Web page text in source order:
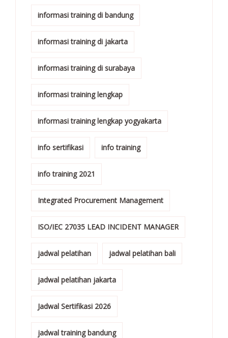
informasi training di bandung
informasi training di jakarta
informasi training di surabaya
informasi training lengkap
informasi training lengkap yogyakarta
info sertifikasi info training
info training 2021
Integrated Procurement Management
ISO/IEC 27035 LEAD INCIDENT MANAGER
jadwal pelatihan jadwal pelatihan bali
jadwal pelatihan jakarta
Jadwal Sertifikasi 2026
jadwal training bandung